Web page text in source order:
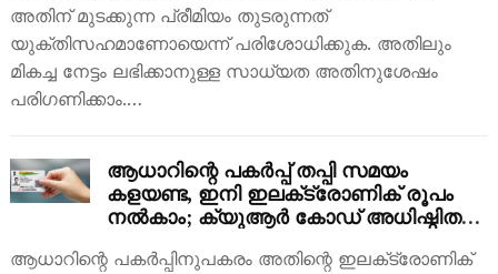
അതിന് മുടക്കുന്ന പ്രീമിയം തുടരുന്നത്
യുക്തിസഹമാണോയെന്ന് പരിശോധിക്കുക. അതിലും
മികച്ച നേട്ടം ലഭിക്കാനുള്ള സാധ്യത അതിനുശേഷം
പരിഗണിക്കാം.…
ആധാറിന്റെ പകർപ്പ് തപ്പി സമയം
കളയണ്ട, ഇനി ഇലക്‌ട്രോണിക് രൂപം
നൽകാം; ക്യുആർ കോഡ് അധിഷ്ഠിത
ആധാറിന്റെ പകർപ്പിനുപകരം അതിന്റെ ഇലക്‌ട്രോണിക്